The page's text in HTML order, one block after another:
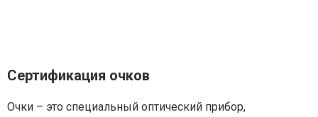
Сертификация очков
Очки – это специальный оптический прибор,